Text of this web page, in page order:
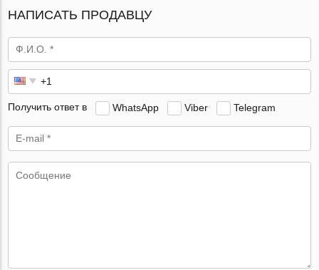
НАПИСАТЬ ПРОДАВЦУ
Получить ответ в WhatsApp Viber Telegram